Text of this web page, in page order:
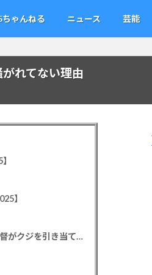
ちゃんねる ニュース 芸能
れてない理由
】
カープドラ1平川蓮！187cmのスイッチヒッター！立石正広を外し2度目の重複も新井監督がクジを引き当てる！【ドラフト会議2025】